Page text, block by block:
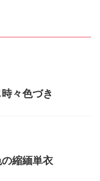
々色づき
縮緬単衣